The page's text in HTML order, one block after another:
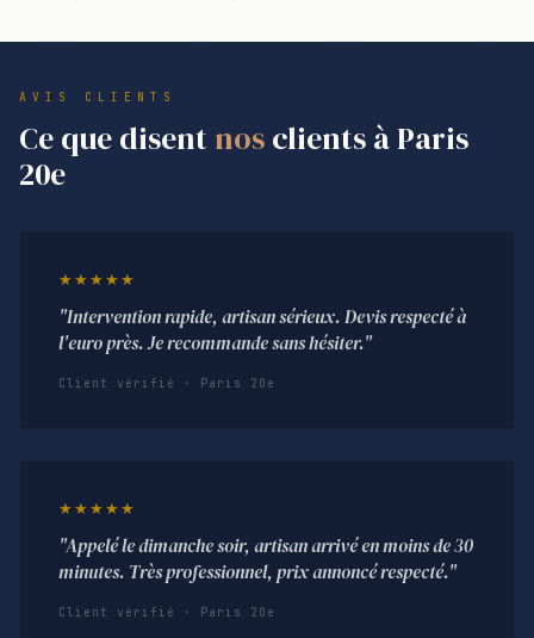
AVIS CLIENTS
Ce que disent nosclients à Paris
20e
★★★★★
"Intervention rapide, artisan sérieux. Devis respecté à
l'euro près. Je recommande sans hésiter."
Client vérifié · Paris 20e
★★★★★
"Appelé le dimanche soir, artisan arrivé en moins de 30
minutes. Très professionnel, prix annoncé respecté."
Client vérifié · Paris 20e